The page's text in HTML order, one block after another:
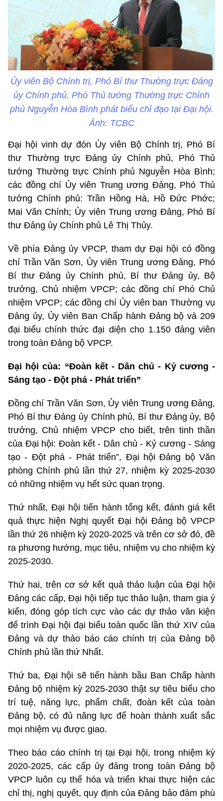
Ủy viên Bộ Chính trị, Phó Bí thư Thường trực Đảng
ủy Chính phủ, Phó Thủ tướng Thường trực Chính
phủ Nguyễn Hòa Bình phát biểu chỉ đạo tại Đại hội.
Ảnh: TCBC
Đại hội vinh dự đón Ủy viên Bộ Chính trị, Phó Bí
thư Thường trực Đảng ủy Chính phủ, Phó Thủ
tướng Thường trực Chính phủ Nguyễn Hòa Bình;
các đồng chí Ủy viên Trung ương Đảng, Phó Thủ
tướng Chính phủ: Trần Hồng Hà, Hồ Đức Phớc;
Mai Văn Chính; Ủy viên Trung ương Đảng, Phó Bí
thư Đảng ủy Chính phủ Lê Thị Thủy.
Về phía Đảng ủy VPCP, tham dự Đại hội có đồng
chí Trần Văn Sơn, Ủy viên Trung ương Đảng, Phó
Bí thư Đảng ủy Chính phủ, Bí thư Đảng ủy, Bộ
trưởng, Chủ nhiệm VPCP; các đồng chí Phó Chủ
nhiệm VPCP; các đồng chí Ủy viên ban Thường vụ
Đảng ủy, Ủy viên Ban Chấp hành Đảng bộ và 209
đại biểu chính thức đại diện cho 1.150 đảng viên
trong toàn Đảng bộ VPCP.
Đại hội của: “Đoàn kết - Dân chủ - Kỷ cương -
Sáng tạo - Đột phá - Phát triển”
Đồng chí Trần Văn Sơn, Ủy viên Trung ương Đảng,
Phó Bí thư Đảng ủy Chính phủ, Bí thư Đảng ủy, Bộ
trưởng, Chủ nhiệm VPCP cho biết, trên tinh thần
của Đại hội: Đoàn kết - Dân chủ - Kỷ cương - Sáng
tạo - Đột phá - Phát triển”, Đại hội Đảng bộ Văn
phòng Chính phủ lần thứ 27, nhiệm kỳ 2025-2030
có những nhiệm vụ hết sức quan trọng.
Thứ nhất, Đại hội tiến hành tổng kết, đánh giá kết
quả thực hiện Nghị quyết Đại hội Đảng bộ VPCP
lần thứ 26 nhiệm kỳ 2020-2025 và trên cơ sở đó, đề
ra phương hướng, mục tiêu, nhiệm vụ cho nhiệm kỳ
2025-2030.
Thứ hai, trên cơ sở kết quả thảo luận của Đại hội
Đảng các cấp, Đại hội tiếp tục thảo luận, tham gia ý
kiến, đóng góp tích cực vào các dự thảo văn kiện
để trình Đại hội đại biểu toàn quốc lần thứ XIV của
Đảng và dự thảo báo cáo chính trị của Đảng bộ
Chính phủ lần thứ Nhất.
Thứ ba, Đại hội sẽ tiến hành bầu Ban Chấp hành
Đảng bộ nhiệm kỳ 2025-2030 thật sự tiêu biểu cho
trí tuệ, năng lực, phẩm chất, đoàn kết của toàn
Đảng bộ, có đủ năng lực để hoàn thành xuất sắc
mọi nhiệm vụ được giao.
Theo báo cáo chính trị tại Đại hội, trong nhiệm kỳ
2020-2025, các cấp ủy đảng trong toàn Đảng bộ
VPCP luôn cụ thể hóa và triển khai thực hiện các
chỉ thị, nghị quyết, quy định của Đảng bảo đảm phù